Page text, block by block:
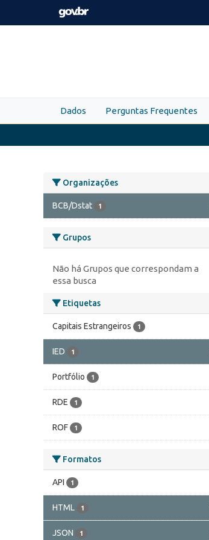
Skip to main content
Dados Perguntas Frequentes
Organizações
BCB/Dstat 1
Grupos
Não há Grupos que correspondam a
essa busca
Etiquetas
Capitais Estrangeiros 1
IED 1
Portfólio 1
RDE 1
ROF 1
Formatos
API 1
HTML 1
JSON 1